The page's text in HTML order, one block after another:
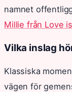
namnet
Millie från Love
Vilka inslag
Klassiska
vägen för